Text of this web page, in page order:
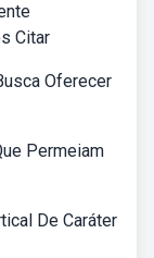
Citar
Oferecer
Permeiam
De Caráter